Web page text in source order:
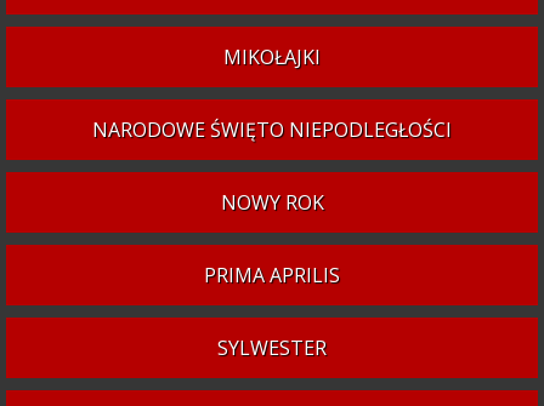
MIKOŁAJKI
NARODOWE ŚWIĘTO NIEPODLEGŁOŚCI
NOWY ROK
PRIMA APRILIS
SYLWESTER